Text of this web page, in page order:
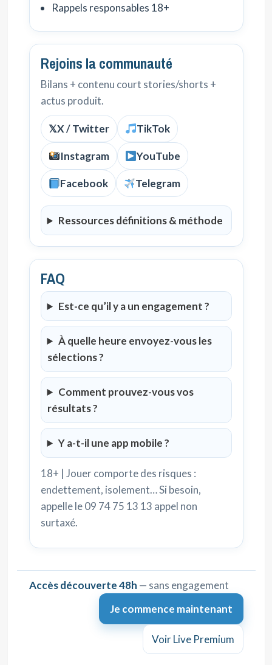
Rappels responsables 18+
Rejoins la communauté
Bilans + contenu court stories/shorts +
actus produit.
𝕏X / Twitter TikTok
Instagram YouTube
Facebook Telegram
Ressources définitions & méthode
FAQ
Est-ce qu’il y a un engagement ?
À quelle heure envoyez-vous les
sélections ?
Comment prouvez-vous vos
résultats ?
Y a-t-il une app mobile ?
18+ | Jouer comporte des risques :
endettement, isolement… Si besoin,
appelle le 09 74 75 13 13 appel non
surtaxé.
Accès découverte 48h — sans engagement
Je commence maintenant
Voir Live Premium